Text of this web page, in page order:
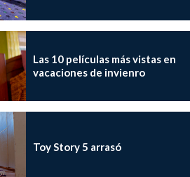
Las 10 películas más vistas en
vacaciones de invienro
Toy Story 5 arrasó